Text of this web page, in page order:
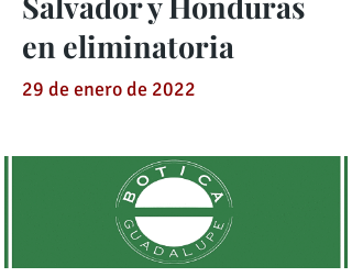
en eliminatoria
29 de enero de 2022